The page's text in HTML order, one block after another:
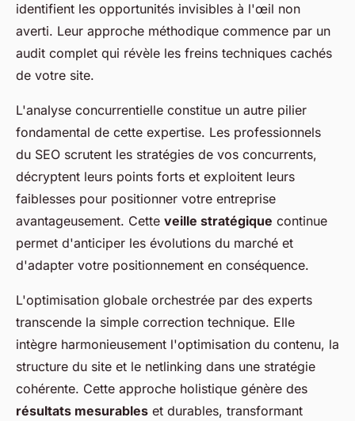
identifient les opportunités invisibles à l'œil non
averti. Leur approche méthodique commence par un
audit complet qui révèle les freins techniques cachés
de votre site.
L'analyse concurrentielle constitue un autre pilier
fondamental de cette expertise. Les professionnels
du SEO scrutent les stratégies de vos concurrents,
décryptent leurs points forts et exploitent leurs
faiblesses pour positionner votre entreprise
avantageusement. Cette veille stratégique continue
permet d'anticiper les évolutions du marché et
d'adapter votre positionnement en conséquence.
L'optimisation globale orchestrée par des experts
transcende la simple correction technique. Elle
intègre harmonieusement l'optimisation du contenu, la
structure du site et le netlinking dans une stratégie
cohérente. Cette approche holistique génère des
résultats mesurables et durables, transformant